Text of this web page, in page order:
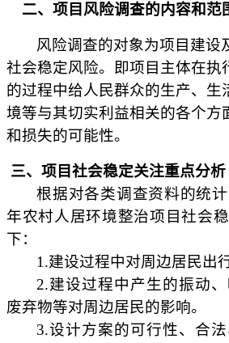
二、项目风险调查的内容和范
风险调查的对象为项目建设
社会稳定风险。即项目主体在执
的过程中给人民群众的生产、生
境等与其切实利益相关的各个方
和损失的可能性。
三、项目社会稳定关注重点分析
根据对各类调查资料的统
年农村人居环境整治项目社会
下：
1.建设过程中对周边居民出
2.建设过程中产生的振动
废弃物等对周边居民的影响。
3.设计方案的可行性、合